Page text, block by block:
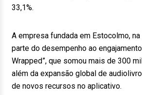
33,1%.
A empresa fundada em Estocolmo, na
parte do desempenho ao
Wrapped”, que somou mais de 300
além da expansão global de
de novos recursos no aplicativo.